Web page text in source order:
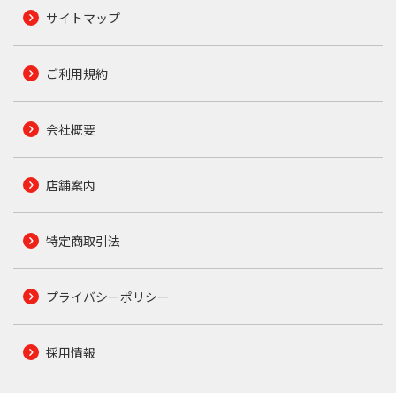
サイトマップ
ご利用規約
会社概要
店舗案内
特定商取引法
プライバシーポリシー
採用情報